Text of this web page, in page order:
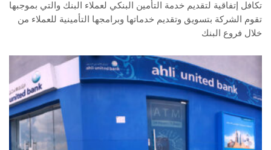
تكافل إتفاقية لتقديم خدمة التأمين البنكي لعملاء البنك والتي بموجبها
تقوم الشركة بتسويق وتقديم خدماتها وبرامجها التأمينية للعملاء من
خلال فروع البنك